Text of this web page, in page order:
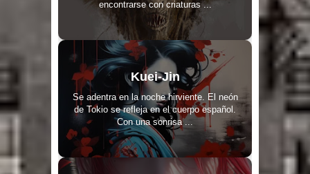
encontrarse con criaturas ...
Kuei-Jin
Se adentra en la noche hirviente. El neón
de Tokio se refleja en el cuerpo español.
Con una sonrisa ...